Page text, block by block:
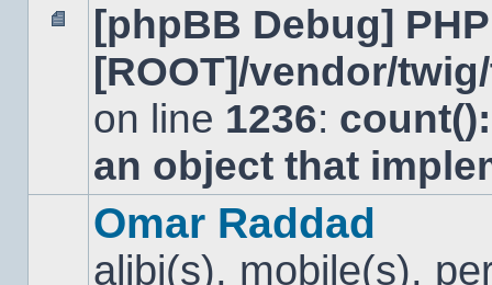
Aucun
message
non
[phpBB Debug]
[ROOT]/vendor/
on line 1236:
an object that
Omar Raddad
alibi(s), mobile(s),